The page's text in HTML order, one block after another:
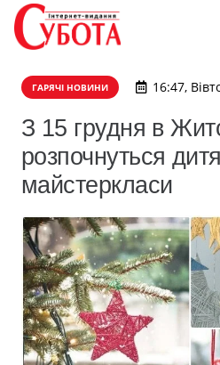
ГАРЯЧІ НОВИНИ 16:47,
З 15 грудня в
розпочнуться
майстеркласи